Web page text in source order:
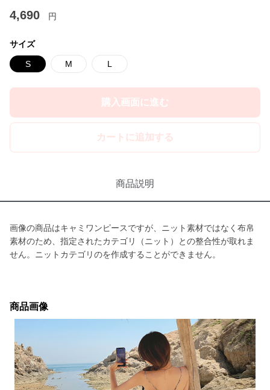
4,690 円
サイズ
S M L
購入画面に進む
カートに追加する
商品説明
画像の商品はキャミワンピースですが、ニット素材ではなく布帛
素材のため、指定されたカテゴリ（ニット）との整合性が取れま
せん。ニットカテゴリのを作成することができません。
商品画像